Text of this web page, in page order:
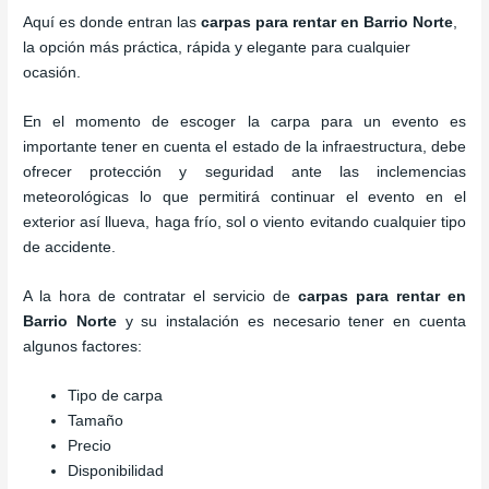
Aquí es donde entran lascarpas para rentar en Barrio Norte
la opción más práctica, rápida y elegante para cualquier
ocasión.
En el momento de escoger la carpa para un evento es
importante tener en cuenta el estado de la infraestructura, debe
ofrecer protección y seguridad ante las inclemencias
meteorológicas lo que permitirá continuar el evento en el
exterior así llueva, haga frío, sol o viento evitando cualquier tipo
de accidente.
A la hora de contratar el servicio de carpas para rentar en
Barrio Nortey su instalación es necesario tener en cuenta
algunos factores:
Tipo de carpa
Tamaño
Precio
Disponibilidad